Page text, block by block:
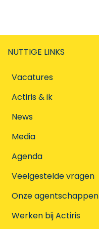
NUTTIGE LINKS
Vacatures
Actiris & ik
News
Media
Agenda
Veelgestelde vragen
Onze agentschappen
Werken bij Actiris